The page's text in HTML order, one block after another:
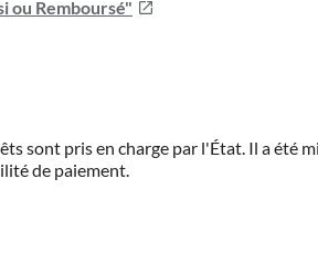
ou Remboursé"
sont pris en charge par l'État. Il a été
de paiement.